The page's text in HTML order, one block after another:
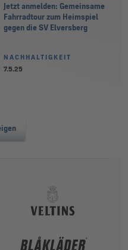
Jetzt anmelden: Gemeinsame
Fahrradtour zum Heimspiel
gegen die SV Elversberg
NACHHALTIGKEIT
7.5.25